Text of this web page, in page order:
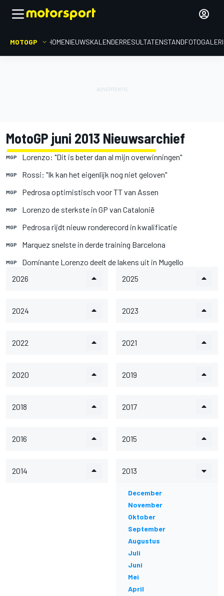
MOTOGP HOMENIEUWSKALENDERRESULTATENSTAND
MotoGP juni 2013 Nieuwsarchief
MGP Lorenzo: "Dit is beter dan al mijn overwinningen"
MGP Rossi: "Ik kan het eigenlijk nog niet geloven"
MGP Pedrosa optimistisch voor TT van Assen
MGP Lorenzo de sterkste in GP van Catalonië
MGP Pedrosa rijdt nieuw ronderecord in kwalificatie
MGP Marquez snelste in derde training Barcelona
MGP
Dominante Lorenzo deelt de lakens uit in Mugello
2026
2025
2024 2023
2022 2021
2020 2019
2018 2017
2016 2015
2014 2013
December
November
Oktober
September
Augustus
Juli
Juni
Mei
April